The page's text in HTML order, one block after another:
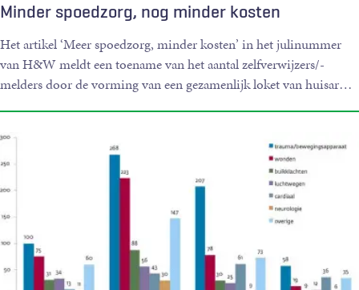
Minder spoedzorg, nog minder kosten
Het artikel ‘Meer spoedzorg, minder kosten’ in het julinummer
van H&W meldt een toename van het aantal zelfverwijzers/-
melders door de vorming van een gezamenlijk loket van huisar…